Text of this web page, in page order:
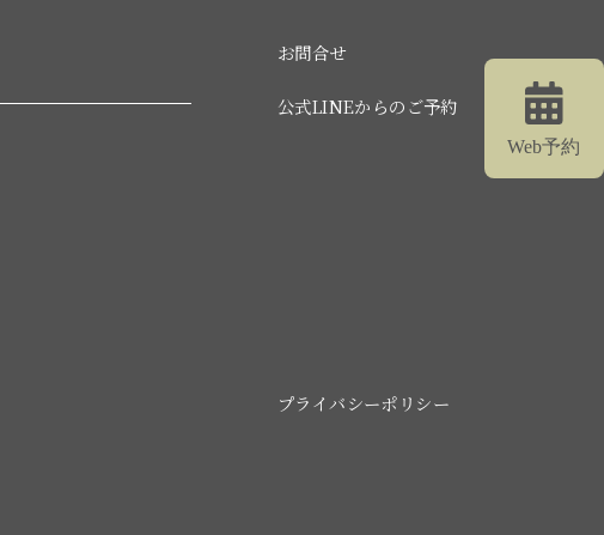
お問合せ
公式LINEからのご予約
プライバシーポリシー